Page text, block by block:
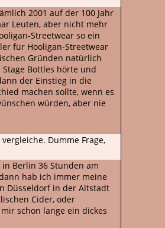
2001 auf der 100 Jahr
Leuten, aber nicht mehr
Streetwear so ein
für Hooligan-Streetwear
Gründen natürlich
Bottles hörte und
der Einstieg in die
machen sollte, wenn es
würden, aber nie
Dumme Frage,
Berlin 36 Stunden am
hab ich immer meine
Düsseldorf in der Altstadt
Cider, oder
schon lange ein dickes